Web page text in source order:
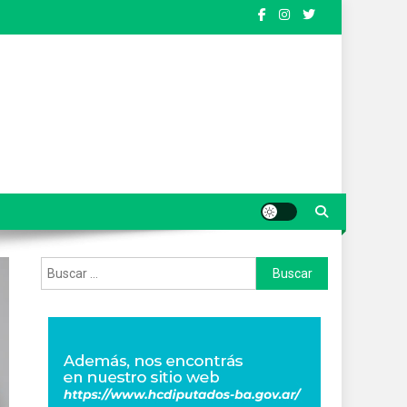
Buscar: